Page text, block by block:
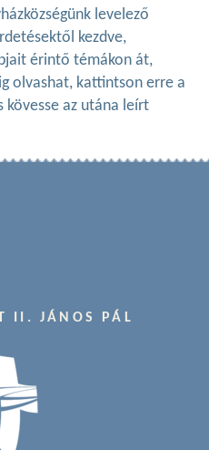
levelező
kezdve,
érintő témákon át,
olvashat, kattintson erre a
kövesse az utána leírt
II. JÁNOS PÁL